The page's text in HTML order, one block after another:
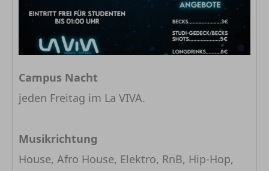
Campus Nacht
jeden Freitag im La VIVA.
Musikrichtung
House, Afro House, Elektro, RnB, Hip-Hop,